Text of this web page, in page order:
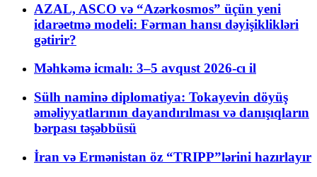
AZAL, ASCO və “Azərkosmos” üçün yeni
idarəetmə modeli: Fərman hansı dəyişiklikləri
gətirir?
Məhkəmə icmalı: 3–5 avqust 2026-cı il
Sülh naminə diplomatiya: Tokayevin döyüş
əməliyyatlarının dayandırılması və danışıqların
bərpası təşəbbüsü
İran və Ermənistan öz “TRIPP”lərini hazırlayır